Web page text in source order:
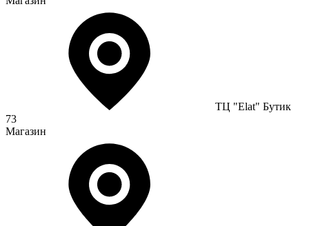
ТЦ "Elat" Бутик
73
Магазин